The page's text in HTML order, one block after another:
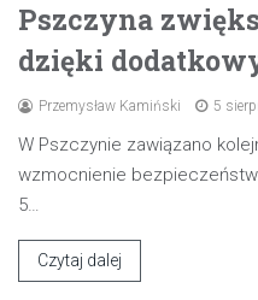
Pszczyna
dzięki
Przemysław Kamiński 5
W Pszczynie zawiązano
wzmocnienie
5…
Czytaj dalej